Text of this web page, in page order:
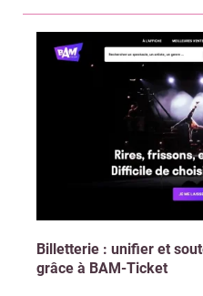
Billetterie : unifier et
grâce à BAM-Ticket